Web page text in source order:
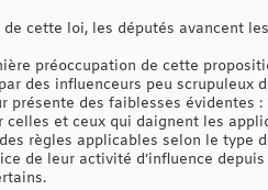
cette loi, les députés avancent
préoccupation de cette
des influenceurs peu
présente des faiblesses évidentes
celles et ceux qui daignent les
règles applicables selon le type
de leur activité d’influence